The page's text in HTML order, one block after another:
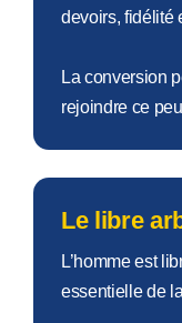
devoirs, fidélité
La conversion
rejoindre ce
Le libre
L’homme est
essentielle de